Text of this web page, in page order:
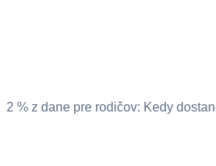
2 % z dane pre rodičov: Kedy